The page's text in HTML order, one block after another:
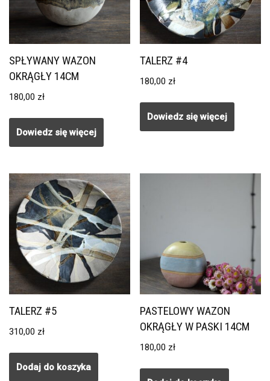
SPŁYWANY WAZON
OKRĄGŁY 14CM
180,00 zł
Dowiedz się więcej
TALERZ #4
180,00 zł
Dowiedz się więcej
TALERZ #5
310,00 zł
Dodaj do koszyka
PASTELOWY WAZON
OKRĄGŁY W PASKI 14CM
180,00 zł